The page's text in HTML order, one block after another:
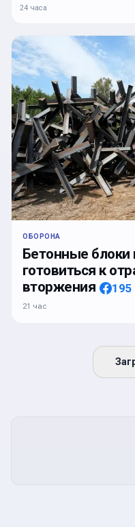
24 часа
ОБОРОНА
Бетонные блоки
готовиться к
вторжения
195
21 час